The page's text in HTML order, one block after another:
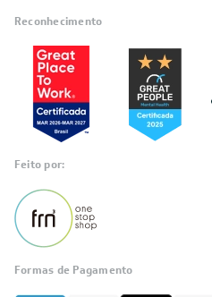
Reconhecimento
Feito por:
Formas de Pagamento